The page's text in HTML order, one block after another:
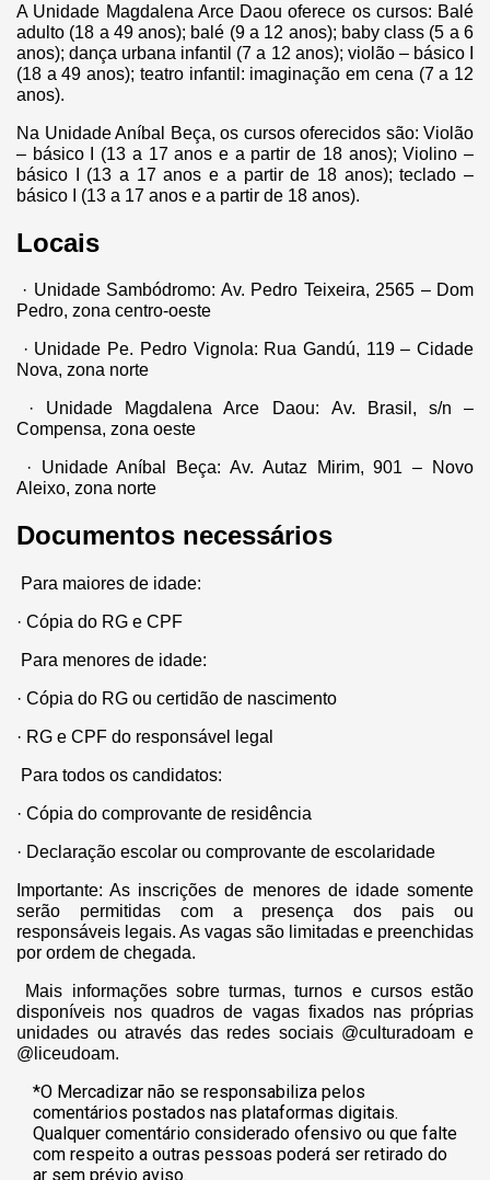
A Unidade Magdalena Arce Daou oferece os cursos: Balé
adulto (18 a 49 anos); balé (9 a 12 anos); baby class (5 a 6
anos); dança urbana infantil (7 a 12 anos); violão – básico I
(18 a 49 anos); teatro infantil: imaginação em cena (7 a 12
anos).
Na Unidade Aníbal Beça, os cursos oferecidos são: Violão
– básico I (13 a 17 anos e a partir de 18 anos); Violino –
básico I (13 a 17 anos e a partir de 18 anos); teclado –
básico I (13 a 17 anos e a partir de 18 anos).
Locais
· Unidade Sambódromo: Av. Pedro Teixeira, 2565 – Dom
Pedro, zona centro-oeste
· Unidade Pe. Pedro Vignola: Rua Gandú, 119 – Cidade
Nova, zona norte
· Unidade Magdalena Arce Daou: Av. Brasil, s/n –
Compensa, zona oeste
· Unidade Aníbal Beça:Av. Autaz Mirim, 901 – Novo
Aleixo, zona norte
Documentos necessários
Para maiores de idade:
· Cópia do RG e CPF
Para menores de idade:
· Cópia do RG ou certidão de nascimento
· RG e CPF do responsável legal
Para todos os candidatos:
· Cópia do comprovante de residência
· Declaração escolar ou comprovante de escolaridade
Importante: As inscrições de menores de idade somente
serão permitidas com a presença dos pais ou
responsáveis legais. As vagas são limitadas e preenchidas
por ordem de chegada.
Mais informações sobre turmas, turnos e cursos estão
disponíveis nos quadros de vagas fixados nas próprias
unidades ou através das redes sociais @culturadoam e
@liceudoam.
*O Mercadizar não se responsabiliza pelos
comentários postados nas plataformas digitais.
Qualquer comentário considerado ofensivo ou que falte
com respeito a outras pessoas poderá ser retirado do
ar sem prévio aviso.